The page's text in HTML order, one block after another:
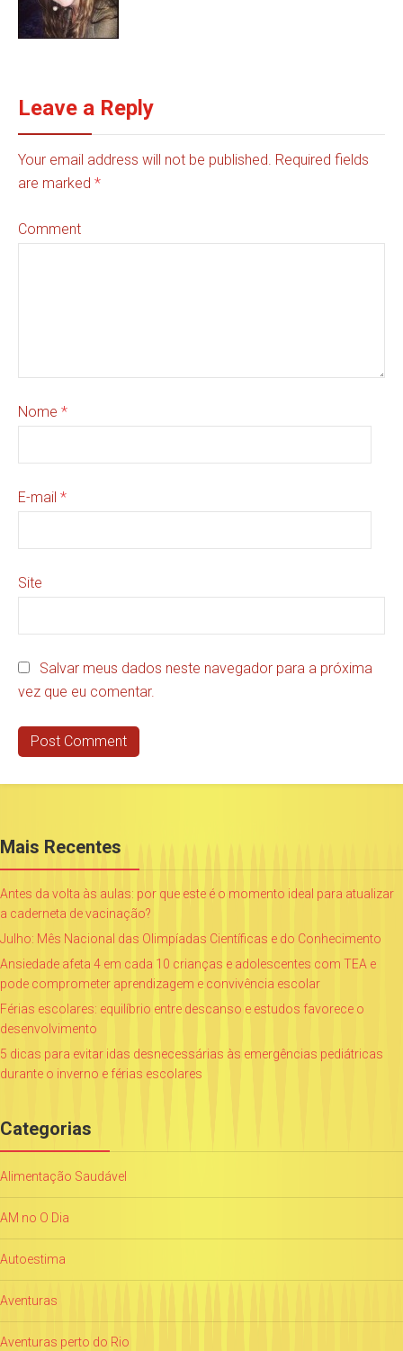
Leave a Reply
Your email address will not be published. Required fields
are marked *
Comment
Nome *
E-mail *
Site
Salvar meus dados neste navegador para a próxima
vez que eu comentar.
Mais Recentes
Antes da volta às aulas: por que este é o momento ideal para atualizar
a caderneta de vacinação?
Julho: Mês Nacional das Olimpíadas Científicas e do Conhecimento
Ansiedade afeta 4 em cada 10 crianças e adolescentes com TEA e
pode comprometer aprendizagem e convivência escolar
Férias escolares: equilíbrio entre descanso e estudos favorece o
desenvolvimento
5 dicas para evitar idas desnecessárias às emergências pediátricas
durante o inverno e férias escolares
Categorias
Alimentação Saudável
AM no O Dia
Autoestima
Aventuras
Aventuras perto do Rio